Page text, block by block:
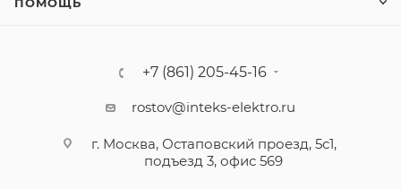
ПОМОЩЬ
+7 (861) 205-45-16
rostov@inteks-elektro.ru
г. Москва, Остаповский проезд, 5с1,
подъезд 3, офис 569